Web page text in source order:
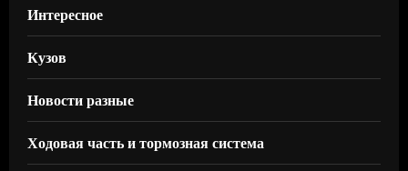
Интересное
Кузов
Новости разные
Ходовая часть и тормозная система